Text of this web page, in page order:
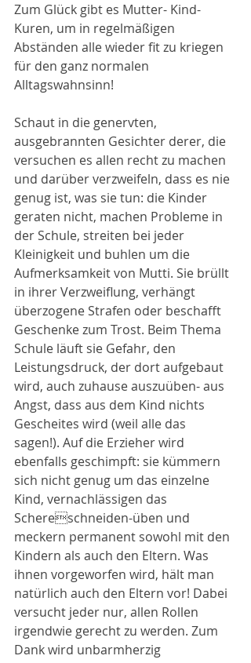
Zum Glück gibt es Mutter- Kind-
Kuren, um in regelmäßigen
Abständen alle wieder fit zu kriegen
für den ganz normalen
Alltagswahnsinn!
Schaut in die genervten,
ausgebrannten Gesichter derer, die
versuchen es allen recht zu machen
und darüber verzweifeln, dass es nie
genug ist, was sie tun: die Kinder
geraten nicht, machen Probleme in
der Schule, streiten bei jeder
Kleinigkeit und buhlen um die
Aufmerksamkeit von Mutti. Sie brüllt
in ihrer Verzweiflung, verhängt
überzogene Strafen oder beschafft
Geschenke zum Trost. Beim Thema
Schule läuft sie Gefahr, den
Leistungsdruck, der dort aufgebaut
wird, auch zuhause auszuüben- aus
Angst, dass aus dem Kind nichts
Gescheites wird (weil alle das
sagen!). Auf die Erzieher wird
ebenfalls geschimpft: sie kümmern
sich nicht genug um das einzelne
Kind, vernachlässigen das
Schereschneiden-üben und
meckern permanent sowohl mit den
Kindern als auch den Eltern. Was
ihnen vorgeworfen wird, hält man
natürlich auch den Eltern vor! Dabei
versucht jeder nur, allen Rollen
irgendwie gerecht zu werden. Zum
Dank wird unbarmherzig